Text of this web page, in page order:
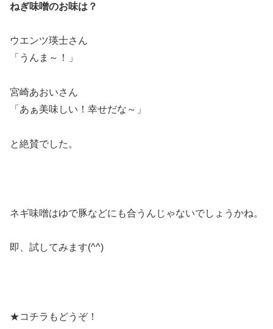
ねぎ味噌のお味は？
ウエンツ瑛士さん
「うんま～！」
宮崎あおいさん
「あぁ美味しい！幸せだな～」
と絶賛でした。
ネギ味噌はゆで豚などにも合うんじゃないでしょうかね。
即、試してみます(^^)
★コチラもどうぞ！